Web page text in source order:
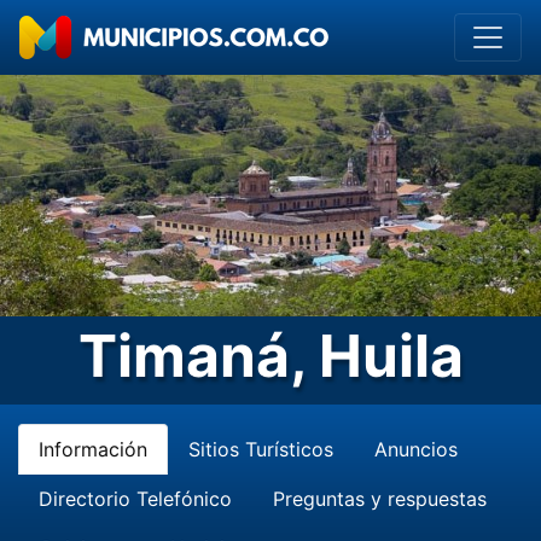
Timaná, Huila
Información Sitios Turísticos Anuncios
Directorio Telefónico Preguntas y respuestas